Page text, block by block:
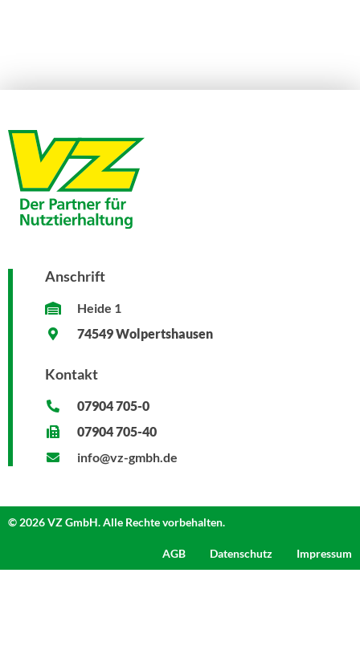
Anschrift
Heide 1
74549 Wolpertshausen
Kontakt
07904 705-0
07904 705-40
info@vz-gmbh.de
© 2026 VZ GmbH. Alle Rechte vorbehalten.
AGB Datenschutz Impressum